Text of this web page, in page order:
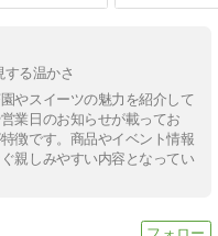
る温かさ
やスイーツの魅力を紹介して
業日のお知らせが載ってお
徴です。商品やイベント情報
親しみやすい内容となってい